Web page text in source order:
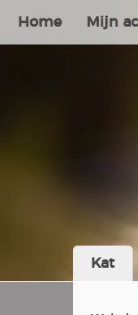
Home Mijn
Kat